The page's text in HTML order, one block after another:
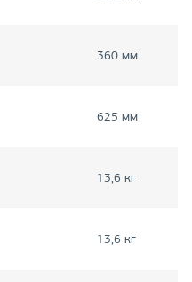
360 мм
625 мм
13,6 кг
13,6 кг